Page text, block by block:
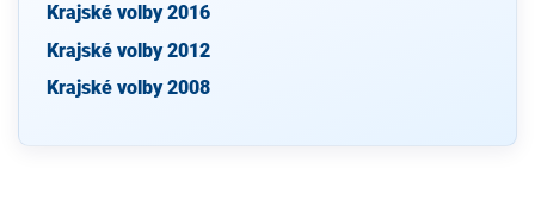
Krajské volby 2016
Krajské volby 2012
Krajské volby 2008